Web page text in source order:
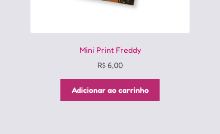
Mini Print Freddy
R$ 6,00
Adicionar ao carrinho